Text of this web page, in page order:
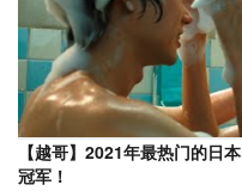
【越哥】2021年最热门的日
冠军！